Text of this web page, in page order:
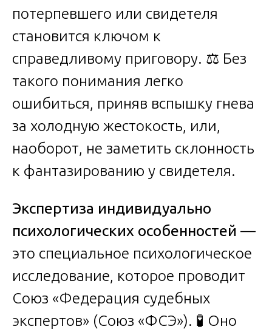
потерпевшего или свидетеля
становится ключом к
справедливому приговору. ⚖️ Без
такого понимания легко
ошибиться, приняв вспышку гнева
за холодную жестокость, или,
наоборот, не заметить склонность
к фантазированию у свидетеля.
Экспертиза индивидуально
психологических особенностей —
это специальное психологическое
исследование, которое проводит
Союз «Федерация судебных
экспертов» (Союз «ФСЭ»). 🧪 Оно